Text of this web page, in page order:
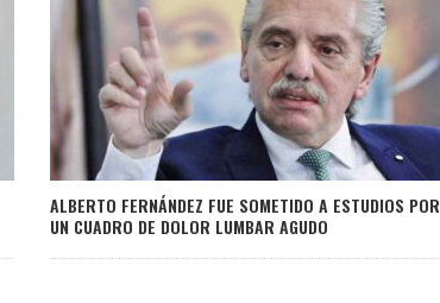
ALBERTO FERNÁNDEZ FUE SOMETIDO A ESTUDIOS POR
UN CUADRO DE DOLOR LUMBAR AGUDO